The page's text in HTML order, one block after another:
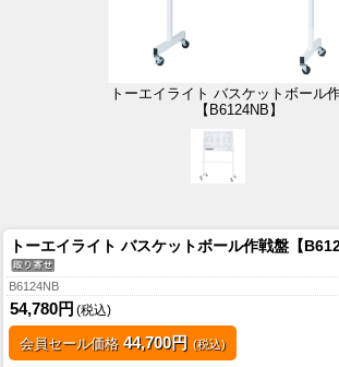
トーエイライト バスケットボール
【B6124NB】
トーエイライト バスケットボール作戦盤【
B6124NB
54,780円 (税込)
会員セール価格 44,700円 (税込)